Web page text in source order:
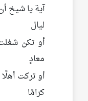
آية يا شيخ
ليال
أو تكن
معادٍ
أو تركت
كرامًا